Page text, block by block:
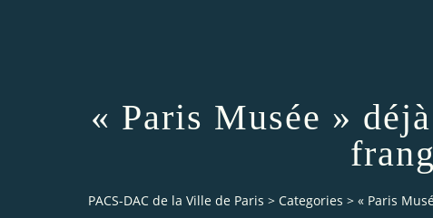
« Paris Musée »
PACS-DAC de la Ville de Paris > Categories > « Paris